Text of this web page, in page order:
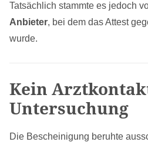
Tatsächlich stammte es jedoch
Anbieter, bei dem das Attest
wurde.
Kein
Untersuchung
Die Bescheinigung beruhte